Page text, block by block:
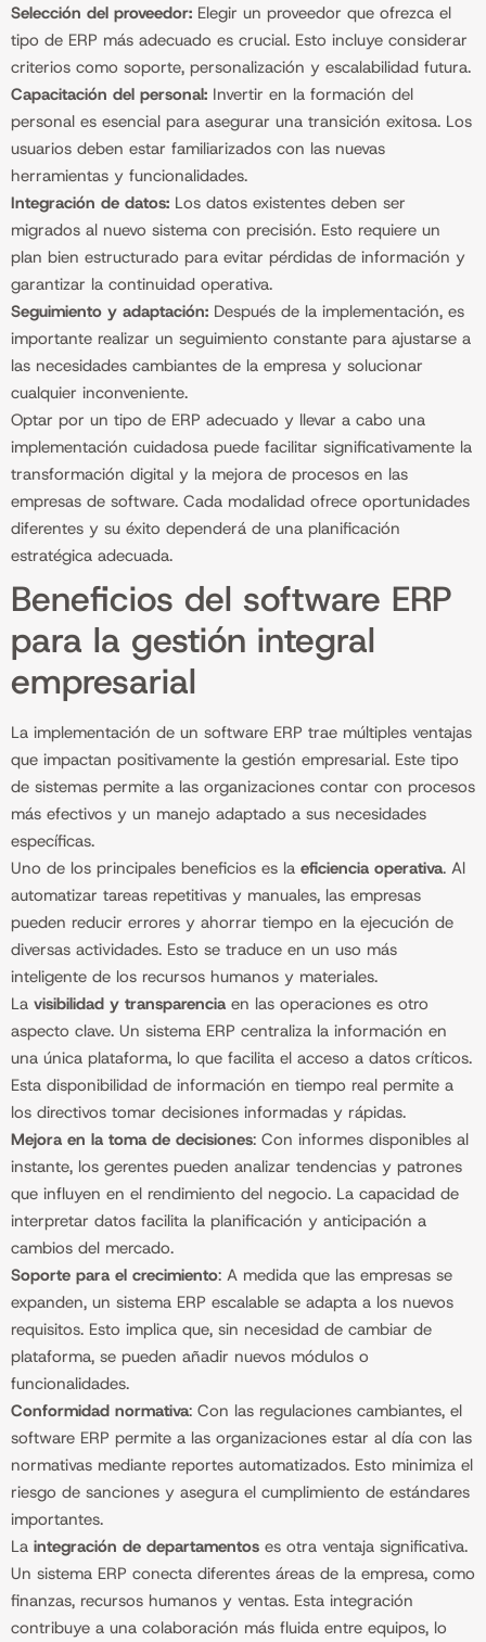
Selección del proveedor: Elegir un proveedor que ofrezca el
tipo de ERP más adecuado es crucial. Esto incluye considerar
criterios como soporte, personalización y escalabilidad futura.
Capacitación del personal: Invertir en la formación del
personal es esencial para asegurar una transición exitosa. Los
usuarios deben estar familiarizados con las nuevas
herramientas y funcionalidades.
Integración de datos: Los datos existentes deben ser
migrados al nuevo sistema con precisión. Esto requiere un
plan bien estructurado para evitar pérdidas de información y
garantizar la continuidad operativa.
Seguimiento y adaptación: Después de la implementación, es
importante realizar un seguimiento constante para ajustarse a
las necesidades cambiantes de la empresa y solucionar
cualquier inconveniente.
Optar por un tipo de ERP adecuado y llevar a cabo una
implementación cuidadosa puede facilitar significativamente la
transformación digital y la mejora de procesos en las
empresas de software. Cada modalidad ofrece oportunidades
diferentes y su éxito dependerá de una planificación
estratégica adecuada.
Beneficios del software ERP
para la gestión integral
empresarial
La implementación de un software ERP trae múltiples ventajas
que impactan positivamente la gestión empresarial. Este tipo
de sistemas permite a las organizaciones contar con procesos
más efectivos y un manejo adaptado a sus necesidades
específicas.
Uno de los principales beneficios es la eficiencia operativa. Al
automatizar tareas repetitivas y manuales, las empresas
pueden reducir errores y ahorrar tiempo en la ejecución de
diversas actividades. Esto se traduce en un uso más
inteligente de los recursos humanos y materiales.
La visibilidad y transparencia en las operaciones es otro
aspecto clave. Un sistema ERP centraliza la información en
una única plataforma, lo que facilita el acceso a datos críticos.
Esta disponibilidad de información en tiempo real permite a
los directivos tomar decisiones informadas y rápidas.
Mejora en la toma de decisiones: Con informes disponibles al
instante, los gerentes pueden analizar tendencias y patrones
que influyen en el rendimiento del negocio. La capacidad de
interpretar datos facilita la planificación y anticipación a
cambios del mercado.
Soporte para el crecimiento: A medida que las empresas se
expanden, un sistema ERP escalable se adapta a los nuevos
requisitos. Esto implica que, sin necesidad de cambiar de
plataforma, se pueden añadir nuevos módulos o
funcionalidades.
Conformidad normativa: Con las regulaciones cambiantes, el
software ERP permite a las organizaciones estar al día con las
normativas mediante reportes automatizados. Esto minimiza el
riesgo de sanciones y asegura el cumplimiento de estándares
importantes.
La integración de departamentos es otra ventaja significativa.
Un sistema ERP conecta diferentes áreas de la empresa, como
finanzas, recursos humanos y ventas. Esta integración
contribuye a una colaboración más fluida entre equipos, lo